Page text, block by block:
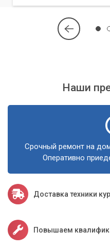
Не позволяйте тормозам
Наши
Срочный ремонт на
Оперативно
Доставка техники
Повышаем